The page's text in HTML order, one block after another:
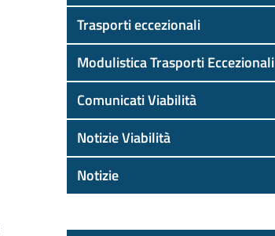
Trasporti eccezionali
Modulistica Trasporti Eccezionali
Comunicati Viabilità
Notizie Viabilità
Notizie